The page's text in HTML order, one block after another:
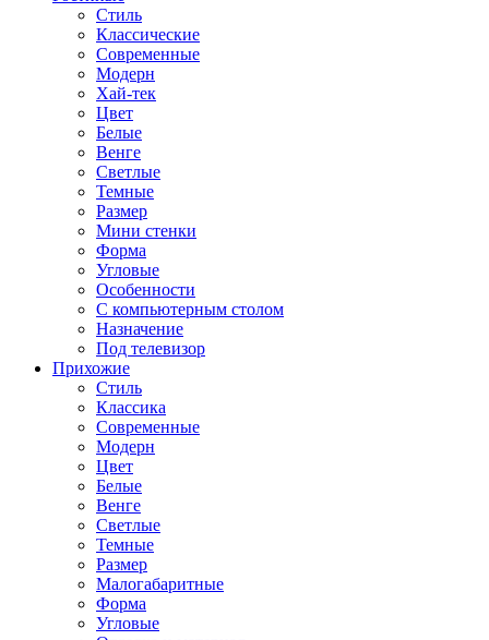
Стиль
Классические
Современные
Модерн
Хай-тек
Цвет
Белые
Венге
Светлые
Темные
Размер
Мини стенки
Форма
Угловые
Особенности
С компьютерным столом
Назначение
Под телевизор
Прихожие
Стиль
Классика
Современные
Модерн
Цвет
Белые
Венге
Светлые
Темные
Размер
Малогабаритные
Форма
Угловые